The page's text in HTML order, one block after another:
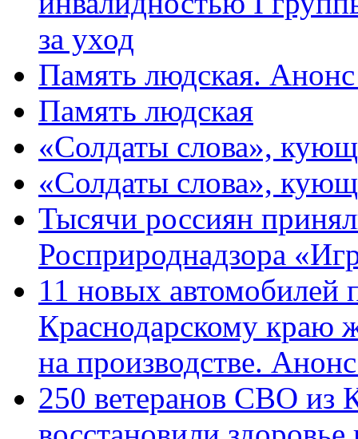
за уход
Память людская.
Память людская
«Солдаты слова»,
«Солдаты слова»,
Тысячи россиян
Росприроднадзора
11 новых автомобилей
Краснодарскому краю
на производстве.
250 ветеранов СВО из